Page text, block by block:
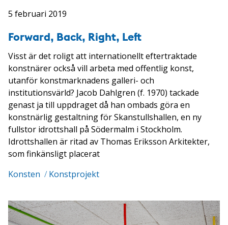
5 februari 2019
Forward, Back, Right, Left
Visst är det roligt att internationellt eftertraktade
konstnärer också vill arbeta med offentlig konst,
utanför konstmarknadens galleri- och
institutionsvärld? Jacob Dahlgren (f. 1970) tackade
genast ja till uppdraget då han ombads göra en
konstnärlig gestaltning för Skanstullshallen, en ny
fullstor idrottshall på Södermalm i Stockholm.
Idrottshallen är ritad av Thomas Eriksson Arkitekter,
som finkänsligt placerat
Konsten / Konstprojekt